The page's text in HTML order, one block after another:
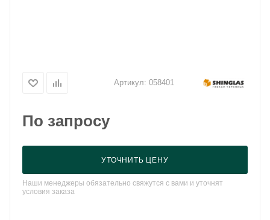
Артикул: 058401
По запросу
УТОЧНИТЬ ЦЕНУ
Наши менеджеры обязательно свяжутся с вами и уточнят
условия заказа